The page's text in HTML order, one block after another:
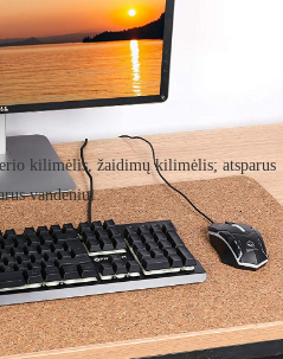
kilimėlis, žaidimų kilimėlis; atsparus
vandeniui